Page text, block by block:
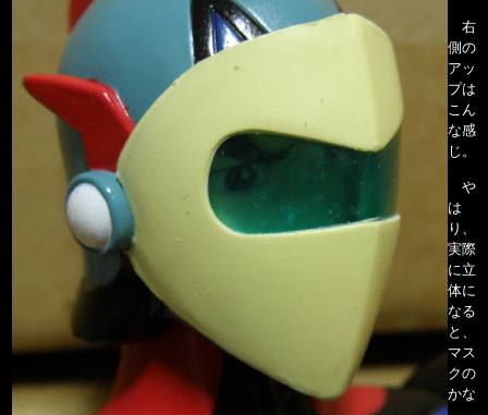
右
側の
アッ
プは
こん
な感
じ。
や
は
り、
実際
に立
体に
なる
と、
マス
クの
かな